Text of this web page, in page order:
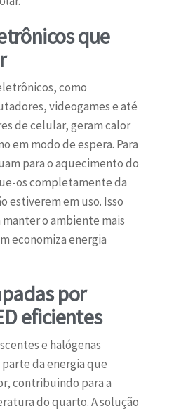
que
como
videogames e até
de celular, geram calor
em modo de espera. Para
para o aquecimento do
os completamente da
estiverem em uso. Isso
manter o ambiente mais
economiza energia
por
eficientes
e halógenas
da energia que
contribuindo para a
do quarto. A solução